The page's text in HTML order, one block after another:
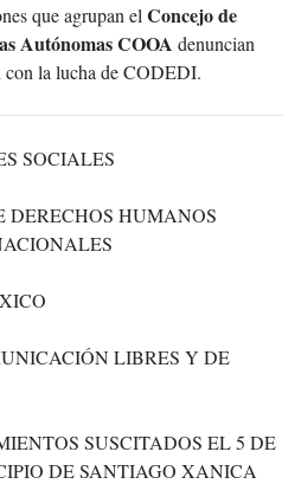
que agrupan el Concejo de
Autónomas COOA denuncian
con la lucha de CODEDI.
SOCIALES
DERECHOS HUMANOS
LIBRES Y DE
SUSCITADOS EL 5 DE
DE SANTIAGO XANICA